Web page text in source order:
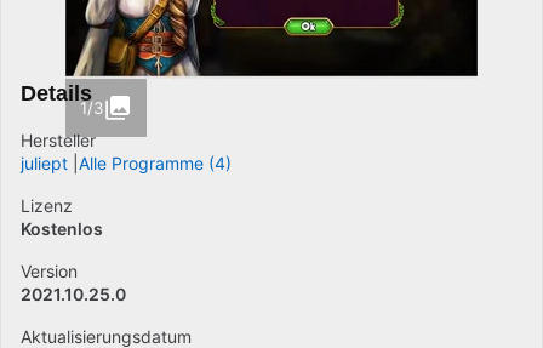
1/3
Details
Hersteller
juliept Alle Programme (4)
Lizenz
Kostenlos
Version
2021.10.25.0
Aktualisierungsdatum